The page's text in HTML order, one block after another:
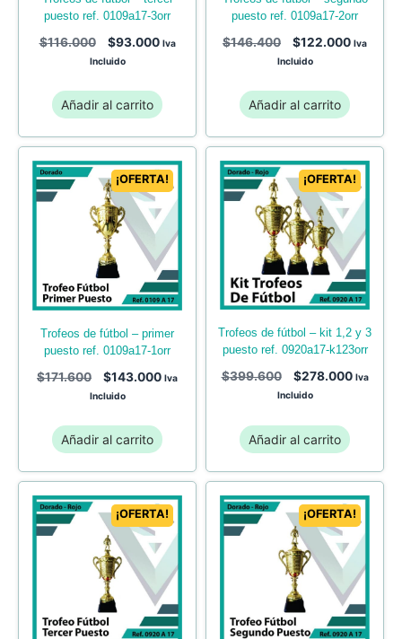
puesto ref. 0109a17-3orr
$116.000 $93.000 Iva
Incluido
Añadir al carrito
puesto ref. 0109a17-2orr
$146.400 $122.000 Iva
Incluido
Añadir al carrito
¡OFERTA!
trofeos de fútbol – primer
puesto ref. 0109a17-1orr
$171.600 $143.000 Iva
Incluido
Añadir al carrito
¡OFERTA!
trofeos de fútbol – kit 1,2 y 3
puesto ref. 0920a17-k123orr
$399.600 $278.000 Iva
Incluido
Añadir al carrito
¡OFERTA! ¡OFERTA!